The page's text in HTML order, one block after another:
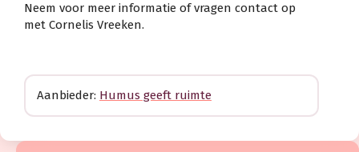
Neem voor meer informatie of vragen contact op
met Cornelis Vreeken.
Aanbieder: Humus geeft ruimte